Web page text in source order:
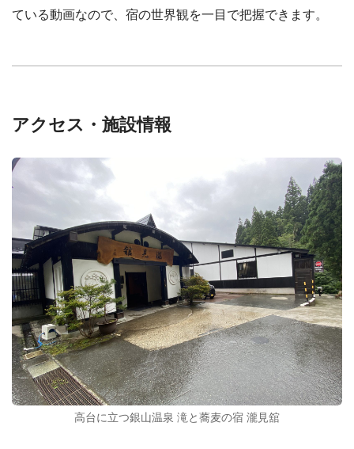
ている動画なので、宿の世界観を一目で把握できます。
アクセス・施設情報
高台に立つ銀山温泉 滝と蕎麦の宿 瀧見舘